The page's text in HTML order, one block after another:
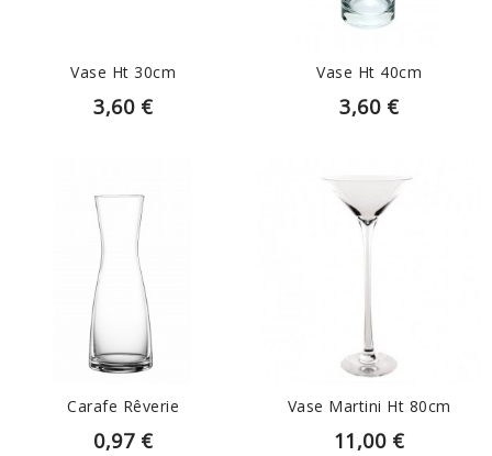
Vase Ht 30cm
3,60 €
Vase Ht 40cm
3,60 €
EN SAVOIR PLUS
Carafe Rêverie
0,97 €
Vase Martini Ht 80cm
11,00 €